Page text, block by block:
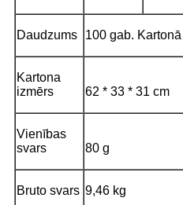
Daudzums 100 gab. Kartonā
Kartona
izmērs
62 * 33 * 31 cm
Vienības
svars
80 g
Bruto svars 9,46 kg